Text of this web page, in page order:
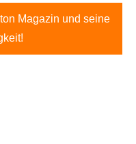
Magazin und seine